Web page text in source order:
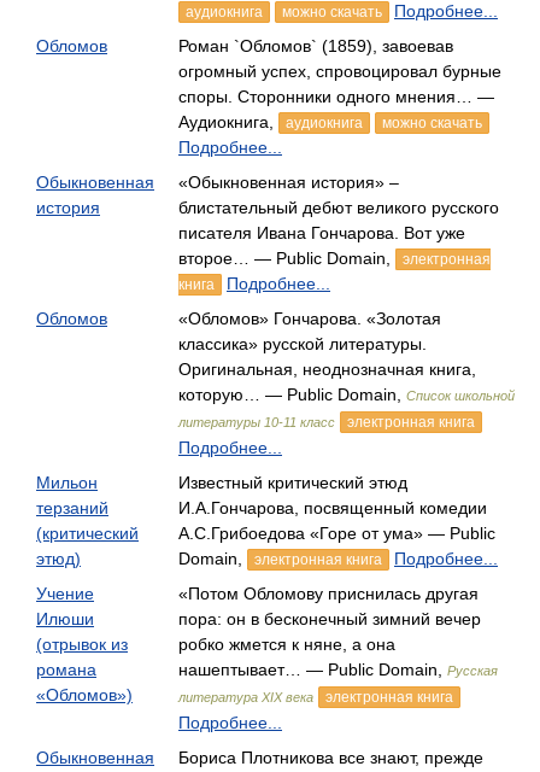
аудиокнига можно скачать
Подробнее...
Обломов
Роман `Обломов` (1859), завоевав
огромный успех, спровоцировал бурные
споры. Сторонники одного мнения… —
Аудиокнига,
аудиокнига можно скачать
Подробнее...
Обыкновенная
история
«Обыкновенная история» –
блистательный дебют великого русского
писателя Ивана Гончарова. Вот уже
второе… — Public Domain,
электронная
книга
Подробнее...
Обломов
«Обломов» Гончарова. «Золотая
классика» русской литературы.
Оригинальная, неоднозначная книга,
которую… — Public Domain,
Список школьной
литературы 10-11 класс
электронная книга
Подробнее...
Мильон
терзаний
(критический
этюд)
Известный критический этюд
И.А.Гончарова, посвященный комедии
А.С.Грибоедова «Горе от ума» — Public
Domain,
электронная книга
Подробнее...
Учение
Илюши
(отрывок из
романа
«Обломов»)
«Потом Обломову приснилась другая
пора: он в бесконечный зимний вечер
робко жмется к няне, а она
нашептывает… — Public Domain,
Русская
литература XIX века
электронная книга
Подробнее...
Обыкновенная
Бориса Плотникова все знают, прежде